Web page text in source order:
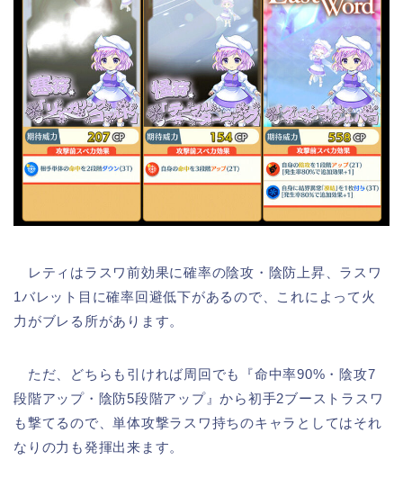
レティはラスワ前効果に確率の陰攻・陰防上昇、ラスワ
1バレット目に確率回避低下があるので、これによって火
力がブレる所があります。
ただ、どちらも引ければ周回でも『命中率90%・陰攻7
段階アップ・陰防5段階アップ』から初手2ブーストラスワ
も撃てるので、単体攻撃ラスワ持ちのキャラとしてはそれ
なりの力も発揮出来ます。